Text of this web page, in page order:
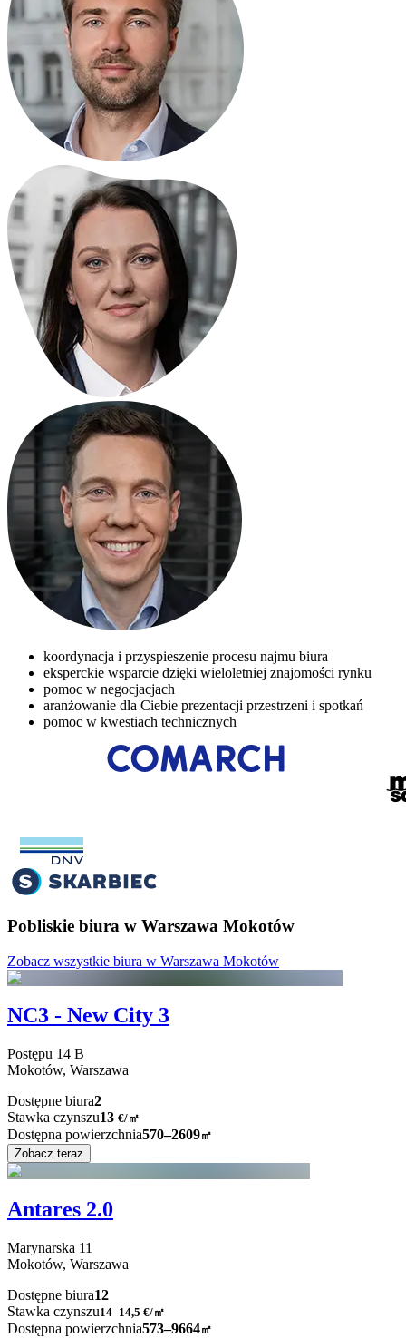
koordynacja i przyspieszenie procesu najmu biura
eksperckie wsparcie dzięki wieloletniej znajomości rynku
pomoc w negocjacjach
aranżowanie dla Ciebie prezentacji przestrzeni i spotkań
pomoc w kwestiach technicznych
Pobliskie biura w Warszawa Mokotów
Zobacz wszystkie biura w Warszawa Mokotów
NC3 - New City 3
Postępu 14 B
Mokotów, Warszawa
Dostępne biura2
Stawka czynszu13 €/㎡
Dostępna powierzchnia570–2609㎡
Zobacz teraz
Antares 2.0
Marynarska 11
Mokotów, Warszawa
Dostępne biura12
Stawka czynszu14–14,5 €/㎡
Dostępna powierzchnia573–9664㎡